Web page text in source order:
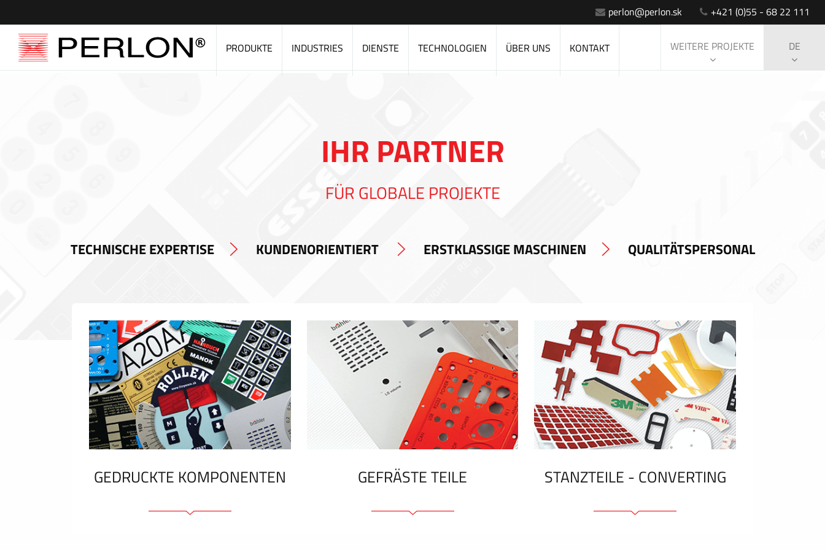
perlon@perlon.sk +421 (0)55 - 68 22 111
PRODUKTE INDUSTRIES DIENSTE TECHNOLOGIEN ÜBER UNS KONTAKT WEITERE PROJEKTE DE
IHR PARTNER
FÜR GLOBALE PROJEKTE
TECHNISCHE EXPERTISE KUNDENORIENTIERT ERSTKLASSIGE MASCHINEN QUALITÄTSPERSONAL
GEDRUCKTE KOMPONENTEN GEFRÄSTE TEILE STANZTEILE - CONVERTING